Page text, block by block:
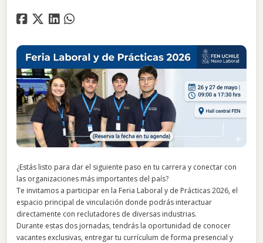
¿Estás listo para dar el siguiente paso en tu carrera y conectar con
las organizaciones más importantes del país?
Te invitamos a participar en la Feria Laboral y de Prácticas 2026, el
espacio principal de vinculación donde podrás interactuar
directamente con reclutadores de diversas industrias.
Durante estas dos jornadas, tendrás la oportunidad de conocer
vacantes exclusivas, entregar tu currículum de forma presencial y